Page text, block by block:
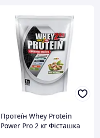
Протеїн Whey Protein
Power Pro 2 кг Фісташка